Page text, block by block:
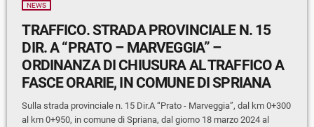
NEWS
TRAFFICO. STRADA PROVINCIALE N. 15
DIR. A “PRATO – MARVEGGIA” –
ORDINANZA DI CHIUSURA AL TRAFFICO A
FASCE ORARIE, IN COMUNE DI SPRIANA
Sulla strada provinciale n. 15 Dir.A “Prato - Marveggia”, dal km 0+300
al km 0+950, in comune di Spriana, dal giorno 18 marzo 2024 al